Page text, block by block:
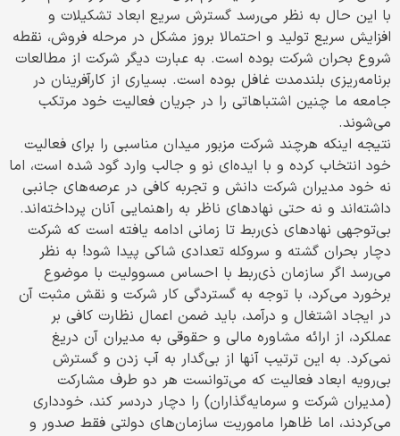
با این حال به نظر می‌رسد گسترش سریع ابعاد تشکیلات و
افزایش سریع تولید و احتمالا بروز مشکل در مرحله فروش، نقطه
شروع بحران شرکت بوده است. به عبارت دیگر شرکت از مطالعات
برنامه‌ریزی بلندمدت غافل بوده است. بسیاری از کارآفرینان در
جامعه ما چنین اشتباهاتی را در جریان فعالیت خود مرتکب
می‌شوند.
نتیجه اینکه هرچند شرکت مزبور میدان مناسبی را برای فعالیت
خود انتخاب کرده و با ایده‌ای نو و جالب وارد گود شده است، اما
نه خود مدیران شرکت دانش و تجربه کافی در عرصه‌های جانبی
داشته‌اند و نه حتی نهادهای ناظر به راهنمایی آنان پرداخته‌اند.
بی‌توجهی نهادهای ذی‌ربط تا زمانی ادامه یافته است که شرکت
دچار بحران گشته و سروکله تعدادی شاکی پیدا شود! به نظر
می‌رسد اگر سازمان ذی‌ربط با احساس مسوولیت با موضوع
برخورد می‌کرد، با توجه به گستردگی کار شرکت و نقش مثبت آن
در ایجاد اشتغال و درآمد، باید ضمن اعمال نظارت کافی بر
عملکرد، از ارائه مشاوره مالی و حقوقی به مدیران آن دریغ
نمی‌کرد. به این ترتیب آنها از بی‌گدار به آب زدن و گسترش
بی‌رویه ابعاد فعالیت که می‌توانست هر دو طرف مشارکت
(مدیران شرکت و سرمایه‌گذاران) را دچار دردسر کند، خودداری
می‌کردند، اما ظاهرا ماموریت سازمان‌های دولتی فقط صدور و